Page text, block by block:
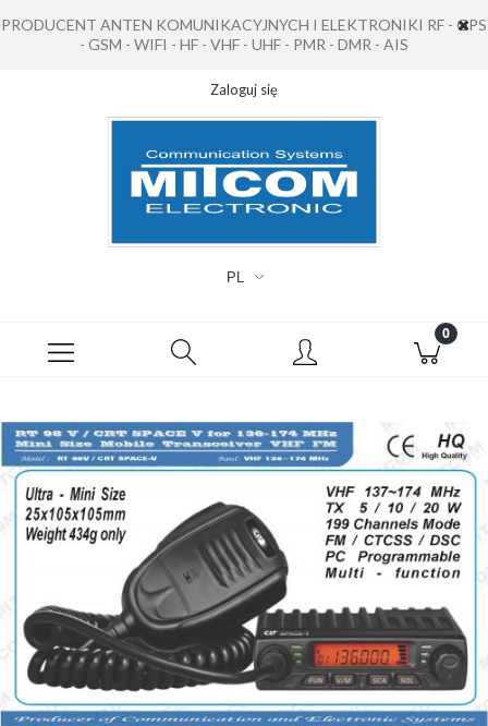
PRODUCENT ANTEN KOMUNIKACYJNYCH I ELEKTRONIKI RF - GPS
- GSM - WIFI - HF - VHF - UHF - PMR - DMR - AIS
Zaloguj się